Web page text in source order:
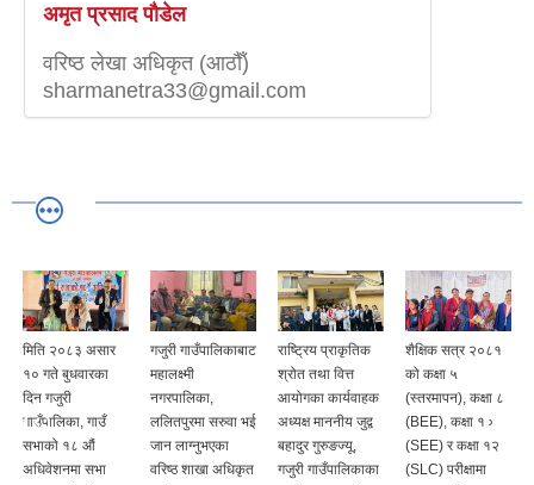
अमृत प्रसाद पाैडेल
वरिष्‍ठ लेखा अधिकृत (आठौँ)
sharmanetra33@gmail.com
मिति २०८३ असार
१० गते बुधवारका
दिन गजुरी
गाउँपालिका, गाउँ
सभाको १८ ‍औं
अधिवेशनमा सभा
गजुरी गाउँपालिकाबाट
महालक्ष्मी
नगरपालिका,
ललितपुरमा सरुवा भई
जान लाग्‍नुभएका
वरिष्‍ठ शाखा अधिकृत
राष्ट्रिय प्राकृतिक
श्रोत तथा वित्त
आयोगका कार्यवाहक
अध्यक्ष माननीय जुद्व
बहादुर गुरुङज्यू,
गजुरी गाउँपालिकाका
शैक्षिक सत्र २०८१
को कक्षा ५
(स्तरमापन), कक्षा ८
(BEE), कक्षा १०
(SEE) र कक्षा १२
(SLC) परीक्षामा